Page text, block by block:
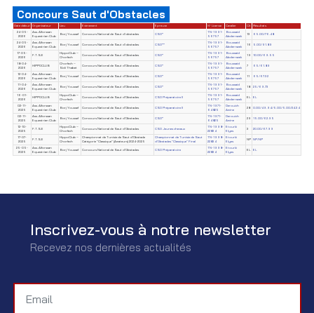
Concours Saut d'Obstacles
Date début Organisateur Lieu Evènement Epreuve N° License Cavalier Clt
Résultats
24-05-
2026
Ass. Alforssan
Equestrian Club
Borj Youssef Concours National de Saut d'obstacles CSO*
TN-1991-
56757
Boussaid
Abderrazek
13 65.00/76.48
24-05-
2026
Ass. Alforssan
Equestrian Club
Borj Youssef Concours National de Saut d'obstacles CSO**
TN-1991-
56757
Boussaid
Abderrazek
16 5.00/91.89
17-05-
2026
F.T.S.E
HippoClub –
Chorfech
Concours National de Saut d'Obstacles CSO*
TN-1991-
56757
Boussaid
Abderrazek
19 10.00/69.55
18-04-
2026
HIPPOCLUB
Chorfech –
Sidi Thabet
Concours National de Saut d'Obstacles CSO*
TN-1991-
56757
Boussaid
Abderrazek
7 65/61.89
12-04-
2026
Ass. Alforssan
Equestrian Club
Borj Youssef Concours National de Saut d'Obstacles CSO*
TN-1991-
56757
Boussaid
Abderrazek
11 65/67.32
11-04-
2026
Ass. Alforssan
Equestrian Club
Borj Youssef Concours National de Saut d'Obstacles CSO*
TN-1991-
56757
Boussaid
Abderrazek
18 25/69.73
16-01-
2026
HIPPOCLUB
HippoClub –
Chorfech
Concours National de Saut d'Obstacles CSO Préparatoire II
TN-1991-
56757
Boussaid
Abderrazek
EL EL
02-11-
2025
Ass. Alforssan
Equestrian Club
Borj Youssef Concours National de Saut d'Obstacles CSO Préparatoire II
TN-1971-
64825
Derouich
Amine
28 0.00/49.94/5.00/5.00/24.34
02-11-
2025
Ass. Alforssan
Equestrian Club
Borj Youssef Concours National de Saut d'Obstacles CSO*
TN-1971-
64825
Derouich
Amine
29 15.00/62.95
12-10-
2025
F.T.S.E
HippoClub –
Chorfech
Concours National de Saut d'Obstacles CSO Jeunes chevaux
TN-1998-
22834
Etourki
Elyes
3 20.00/67.99
17-07-
2025
F.T.S.E
HippoClub –
Chorfech
Championnat de Tunisie de Saut d'Obstacle
Catégorie "Classique" (Amateurs) 2024-2025
Championnat de Tunisie de Saut
d'Obstacles "Classique" Final
TN-1998-
22834
Etourki
Elyes
NP NP/NP
25-05-
2025
Ass. Alforssan
Equestrian Club
Borj Youssef Concours National de Saut d'Obstacles CSO Préparatoire
TN-1998-
22834
Etourki
Elyes
EL EL
Inscrivez-vous à notre newsletter
Recevez nos dernières actualités